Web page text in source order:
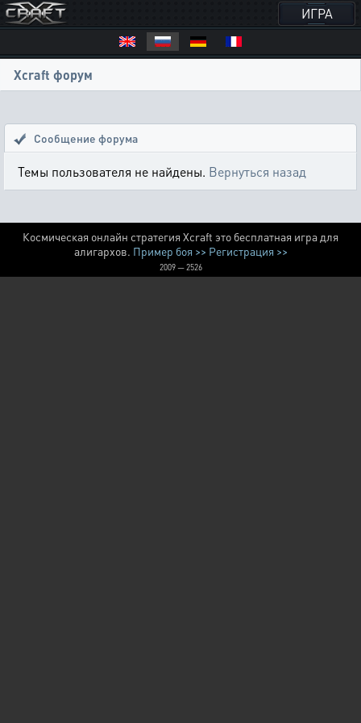
ИГРА
Xcraft форум
Сообщение форума
Темы пользователя не найдены. Вернуться назад
Космическая онлайн стратегия Xcraft это бесплатная игра для
алигархов. Пример боя >> Регистрация >>
2009 — 2526